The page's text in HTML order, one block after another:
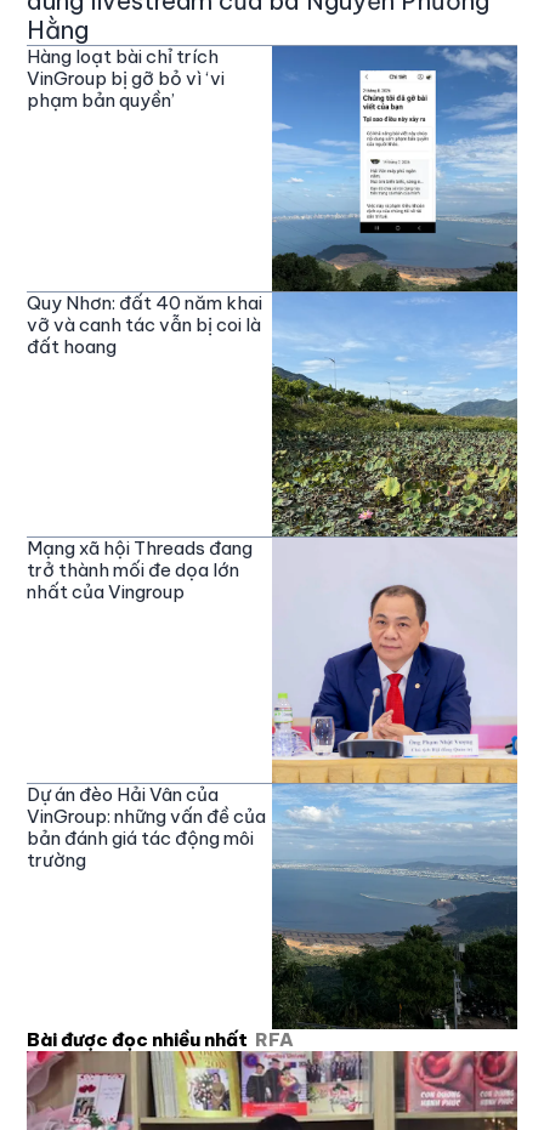
Hằng
Hàng loạt bài chỉ trích
VinGroup bị gỡ bỏ vì ‘vi
phạm bản quyền’
Quy Nhơn: đất 40 năm khai
vỡ và canh tác vẫn bị coi là
đất hoang
Mạng xã hội Threads đang
trở thành mối đe dọa lớn
nhất của Vingroup
Dự án đèo Hải Vân của
VinGroup: những vấn đề của
bản đánh giá tác động môi
trường
Bài được đọc nhiều nhất RFA